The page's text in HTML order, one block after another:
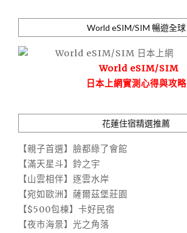
World eSIM/SIM 暢遊全球
World eSIM/SIM
日本上網實測心得與攻略
花蓮住宿精選推薦
【親子首選】臉都綠了會館
【滿天星斗】鈴之宇
【山雲相伴】逐雲水岸
【宛如歐洲】薩爾茲堡莊園
【$500包棟】卡好民宿
【夜市海景】光之角落